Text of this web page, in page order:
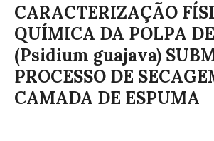
CARACTERIZAÇÃO
QUÍMICA DA POLPA
(Psidium guajava)
PROCESSO DE
CAMADA DE ESPUMA